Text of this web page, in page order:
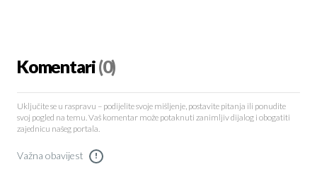
Komentari(0)
Uključite se u raspravu – podijelite svoje mišljenje, postavite pitanja ili ponudite
svoj pogled na temu. Vaš komentar može potaknuti zanimljiv dijalog i obogatiti
zajednicu našeg portala.
Važna obavijest !